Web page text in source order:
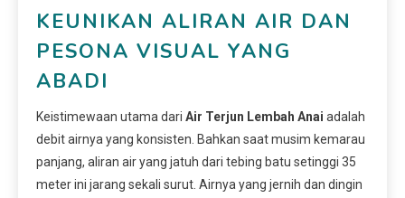
KEUNIKAN ALIRAN AIR DAN
PESONA VISUAL YANG
ABADI
Keistimewaan utama dari Air Terjun Lembah Anai adalah
debit airnya yang konsisten. Bahkan saat musim kemarau
panjang, aliran air yang jatuh dari tebing batu setinggi 35
meter ini jarang sekali surut. Airnya yang jernih dan dingin